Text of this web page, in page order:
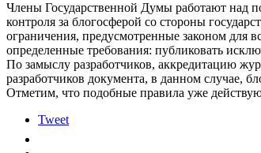
Члены Государственной Думы работают над
контроля за блогосферой со стороны
ограничения, предусмотренные законом для
определенные требования: публиковать
По замыслу разработчиков, аккредитацию
разработчиков документа, в данном случае,
Отметим, что подобные правила уже
Tweet